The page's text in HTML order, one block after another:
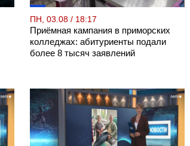
ПН, 03.08 / 18:17
Приёмная кампания в приморских
колледжах: абитуриенты подали
более 8 тысяч заявлений